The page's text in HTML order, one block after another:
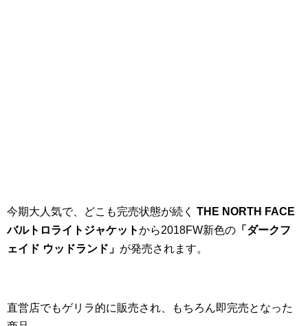
今期大人気で、どこも完売状態が続く THE NORTH FACE
バルトロライトジャケットから2018FW新色の 「ダークフ
ェイド ウッドランド」 が発売されます。
直営店でもゲリラ的に販売され、もちろん即完売となった